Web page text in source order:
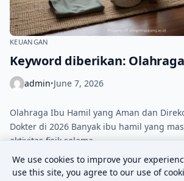
KEUANGAN
Keyword diberikan:
admin•June 7, 2026
Olahraga Ibu Hamil yang Aman dan
Dokter di 2026 Banyak ibu hamil yang
aktivitas fisik selama…
We use cookies to improve your
use this site, you agree to our use of